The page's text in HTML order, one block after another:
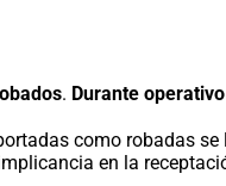
. Durante
como robadas
en la